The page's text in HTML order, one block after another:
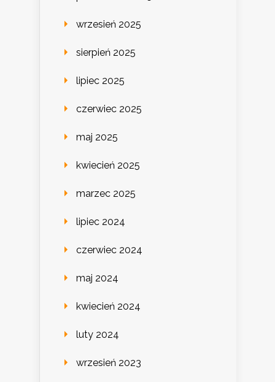
wrzesień 2025
sierpień 2025
lipiec 2025
czerwiec 2025
maj 2025
kwiecień 2025
marzec 2025
lipiec 2024
czerwiec 2024
maj 2024
kwiecień 2024
luty 2024
wrzesień 2023